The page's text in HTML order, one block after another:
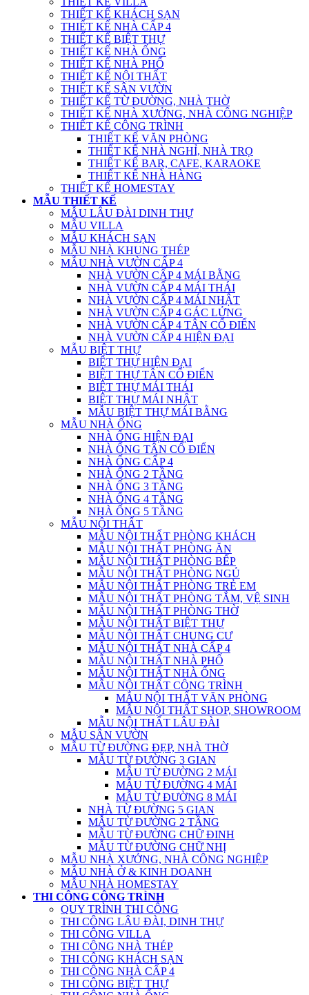
THIẾT KẾ KHÁCH SẠN
THIẾT KẾ NHÀ CẤP 4
THIẾT KẾ BIỆT THỰ
THIẾT KẾ NHÀ ỐNG
THIẾT KẾ NHÀ PHỐ
THIẾT KẾ NỘI THẤT
THIẾT KẾ SÂN VƯỜN
THIẾT KẾ TỪ ĐƯỜNG, NHÀ THỜ
THIẾT KẾ NHÀ XƯỞNG, NHÀ CÔNG NGHIỆP
THIẾT KẾ CÔNG TRÌNH
THIẾT KẾ VĂN PHÒNG
THIẾT KẾ NHÀ NGHỈ, NHÀ TRỌ
THIẾT KẾ BAR, CAFE, KARAOKE
THIẾT KẾ NHÀ HÀNG
THIẾT KẾ HOMESTAY
MẪU THIẾT KẾ
MẪU LÂU ĐÀI DINH THỰ
MẪU VILLA
MẪU KHÁCH SẠN
MẪU NHÀ KHUNG THÉP
MẪU NHÀ VƯỜN CẤP 4
NHÀ VƯỜN CẤP 4 MÁI BẰNG
NHÀ VƯỜN CẤP 4 MÁI THÁI
NHÀ VƯỜN CẤP 4 MÁI NHẬT
NHÀ VƯỜN CẤP 4 GÁC LỬNG
NHÀ VƯỜN CẤP 4 TÂN CỔ ĐIỂN
NHÀ VƯỜN CẤP 4 HIỆN ĐẠI
MẪU BIỆT THỰ
BIỆT THỰ HIỆN ĐẠI
BIỆT THỰ TÂN CỔ ĐIỂN
BIỆT THỰ MÁI THÁI
BIỆT THỰ MÁI NHẬT
MẪU BIỆT THỰ MÁI BẰNG
MẪU NHÀ ỐNG
NHÀ ỐNG HIỆN ĐẠI
NHÀ ỐNG TÂN CỔ ĐIỂN
NHÀ ỐNG CẤP 4
NHÀ ỐNG 2 TẦNG
NHÀ ỐNG 3 TẦNG
NHÀ ỐNG 4 TẦNG
NHÀ ỐNG 5 TẦNG
MẪU NỘI THẤT
MẪU NỘI THẤT PHÒNG KHÁCH
MẪU NỘI THẤT PHÒNG ĂN
MẪU NỘI THẤT PHÒNG BẾP
MẪU NỘI THẤT PHÒNG NGỦ
MẪU NỘI THẤT PHÒNG TRẺ EM
MẪU NỘI THẤT PHÒNG TẮM, VỆ SINH
MẪU NỘI THẤT PHÒNG THỜ
MẪU NỘI THẤT BIỆT THỰ
MẪU NỘI THẤT CHUNG CƯ
MẪU NỘI THẤT NHÀ CẤP 4
MẪU NỘI THẤT NHÀ PHỐ
MẪU NỘI THẤT NHÀ ỐNG
MẪU NỘI THẤT CÔNG TRÌNH
MẪU NỘI THẤT VĂN PHÒNG
MẪU NỘI THẤT SHOP, SHOWROOM
MẪU NỘI THẤT LÂU ĐÀI
MẪU SÂN VƯỜN
MẪU TỪ ĐƯỜNG ĐẸP, NHÀ THỜ
MẪU TỪ ĐƯỜNG 3 GIAN
MẪU TỪ ĐƯỜNG 2 MÁI
MẪU TỪ ĐƯỜNG 4 MÁI
MẪU TỪ ĐƯỜNG 8 MÁI
NHÀ TỪ ĐƯỜNG 5 GIAN
MẪU TỪ ĐƯỜNG 2 TẦNG
MẪU TỪ ĐƯỜNG CHỮ ĐINH
MẪU TỪ ĐƯỜNG CHỮ NHỊ
MẪU NHÀ XƯỞNG, NHÀ CÔNG NGHIỆP
MẪU NHÀ Ở & KINH DOANH
MẪU NHÀ HOMESTAY
THI CÔNG CÔNG TRÌNH
QUY TRÌNH THI CÔNG
THI CÔNG LÂU ĐÀI, DINH THỰ
THI CÔNG VILLA
THI CÔNG NHÀ THÉP
THI CÔNG KHÁCH SẠN
THI CÔNG NHÀ CẤP 4
THI CÔNG BIỆT THỰ